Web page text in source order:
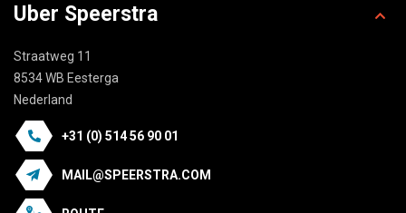
Uber Speerstra
Straatweg 11
8534 WB Eesterga
Nederland
+31 (0) 514 56 90 01
MAIL@SPEERSTRA.COM